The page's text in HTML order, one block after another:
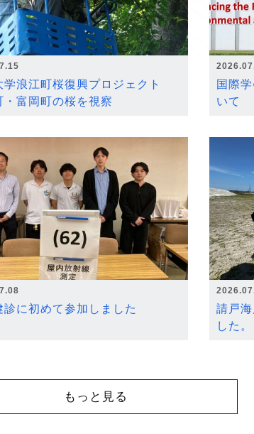
学浪江町桜復興プロジェクト
・富岡町の桜を視察
国際
いて
診に初めて参加しました
請戸
した。
もっと見る